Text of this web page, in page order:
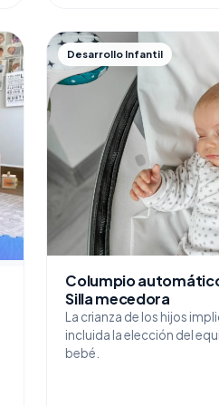
Desarrollo Infantil
Columpio
Silla mecedora
La crianza de los hijos
incluida la elección del
bebé.